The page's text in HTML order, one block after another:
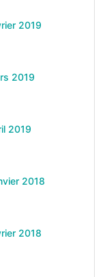
2019
2019
2019
2018
2018